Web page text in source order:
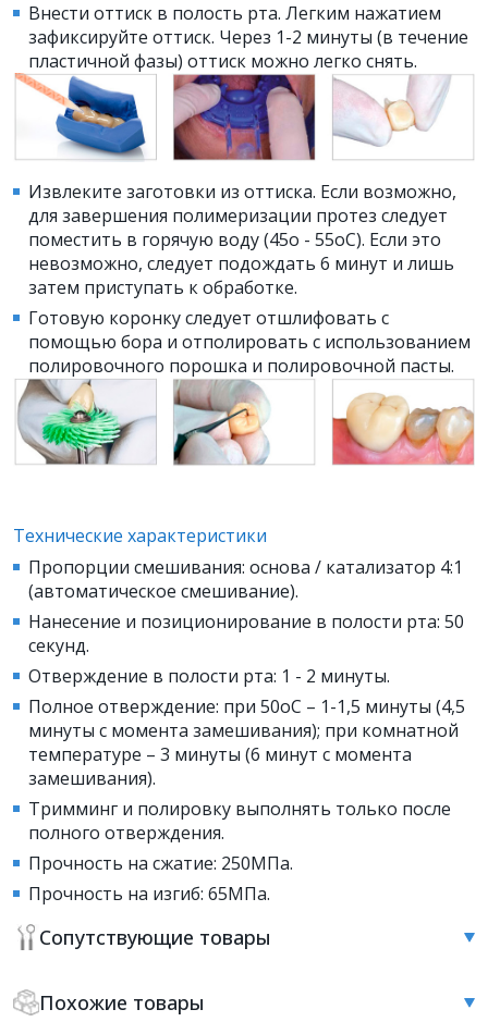
Сопутствующие товары
Похожие товары
Внести оттиск в полость рта. Легким нажатием
зафиксируйте оттиск. Через 1-2 минуты (в течение
пластичной фазы) оттиск можно легко снять.
Извлеките заготовки из оттиска. Если возможно,
для завершения полимеризации протез следует
поместить в горячую воду (45о - 55оС). Если это
невозможно, следует подождать 6 минут и лишь
затем приступать к обработке.
Готовую коронку следует отшлифовать с
помощью бора и отполировать с использованием
полировочного порошка и полировочной пасты.
Технические характеристики
Пропорции смешивания: основа / катализатор 4:1
(автоматическое смешивание).
Нанесение и позиционирование в полости рта: 50
секунд.
Отверждение в полости рта: 1 - 2 минуты.
Полное отверждение: при 50оС – 1-1,5 минуты (4,5
минуты с момента замешивания); при комнатной
температуре – 3 минуты (6 минут с момента
замешивания).
Тримминг и полировку выполнять только после
полного отверждения.
Прочность на сжатие: 250МПа.
Прочность на изгиб: 65МПа.